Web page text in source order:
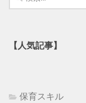
索:
【人気記事】
保育スキル